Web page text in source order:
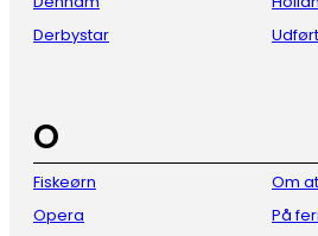
Derbystar
O
Fiskeørn
Opera
Om
På